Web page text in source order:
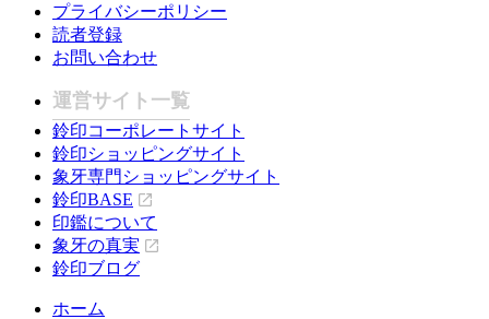
プライバシーポリシー
読者登録
お問い合わせ
運営サイト一覧
鈴印コーポレートサイト
鈴印ショッピングサイト
象牙専門ショッピングサイト
鈴印BASE
印鑑について
象牙の真実
鈴印ブログ
ホーム